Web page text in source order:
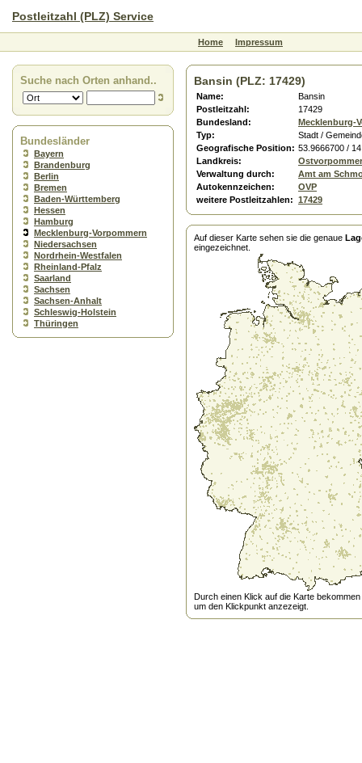
Postleitzahl (PLZ) Service
Home Impressum
Suche nach Orten anhand..
Bundesländer
Bayern
Brandenburg
Berlin
Bremen
Baden-Württemberg
Hessen
Hamburg
Mecklenburg-Vorpommern
Niedersachsen
Nordrhein-Westfalen
Rheinland-Pfalz
Saarland
Sachsen
Sachsen-Anhalt
Schleswig-Holstein
Thüringen
Bansin (PLZ: 17429)
Name:
Bansin
Postleitzahl:
17429
Bundesland:
Mecklenburg-
Typ:
Stadt /
Geografische Position: 53.9666700 /
Landkreis:
Verwaltung durch:
Amt am
Autokennzeichen:
OVP
weitere Postleitzahlen: 17429
Auf dieser Karte sehen sie die genaue
eingezeichnet.
Durch einen Klick auf die Karte
um den Klickpunkt anzezeigt.